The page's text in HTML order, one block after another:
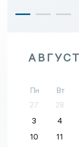
АВГУСТ
Пн Вт
27
28
3
4
10
11